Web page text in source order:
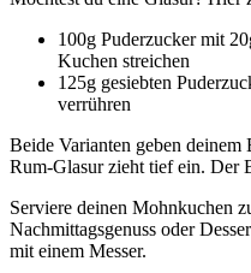
100g Puderzucker mit
Kuchen streichen
125g gesiebten
verrühren
Beide Varianten geben
Rum-Glasur zieht tief ein. Der
Serviere deinen Mohnkuchen
Nachmittagsgenuss oder
mit einem Messer.